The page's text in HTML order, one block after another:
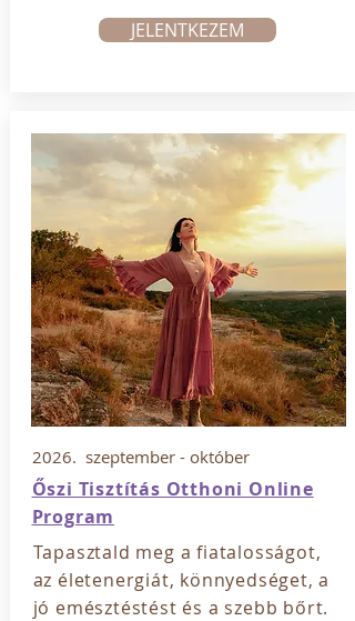
JELENTKEZEM
2026. szeptember - október
Őszi Tisztítás Otthoni Online
Program
Tapasztald meg a fiatalosságot,
az életenergiát, könnyedséget, a
jó emésztéstést és a szebb bőrt.